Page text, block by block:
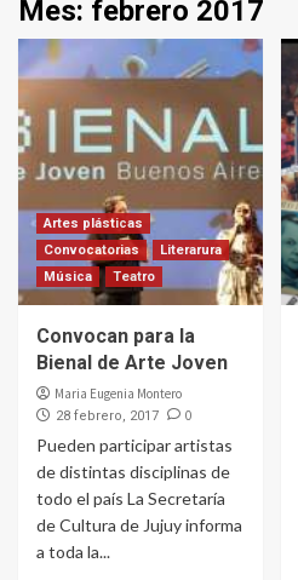
Mes: febrero 2017
Artes plásticas
Convocatorias
Literarura
Música
Teatro
Convocan para la
Bienal de Arte Joven
Maria Eugenia Montero
28 febrero, 2017 0
Pueden participar artistas
de distintas disciplinas de
todo el país La Secretaría
de Cultura de Jujuy informa
a toda la...